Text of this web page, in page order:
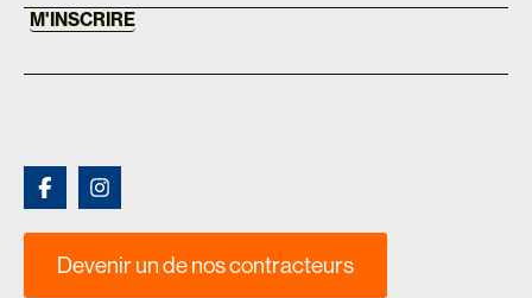
this
field
M'INSCRIRE
Devenir un de nos contracteurs